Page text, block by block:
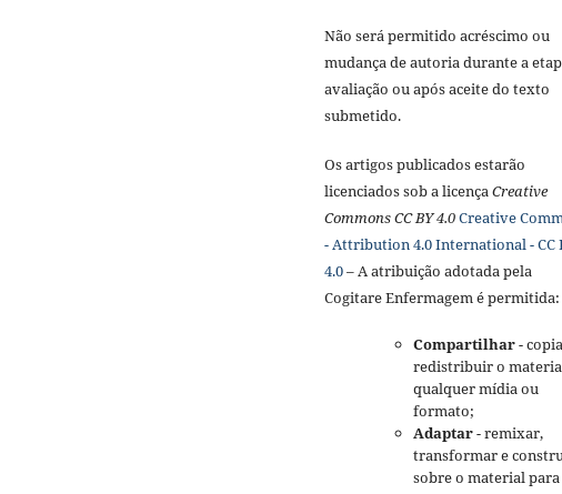
Não será permitido acréscimo ou
mudança de autoria durante a
avaliação ou após aceite do texto
submetido.
Os artigos publicados estarão
licenciados sob a licença Creative
Commons CC BY 4.0Creative
- Attribution 4.0 International - CC
4.0– A atribuição adotada pela
Cogitare Enfermagem é permitida:
Compartilhar-
redistribuir o
qualquer mídia ou
formato;
Adaptar- remixar,
transformar e
sobre o material para